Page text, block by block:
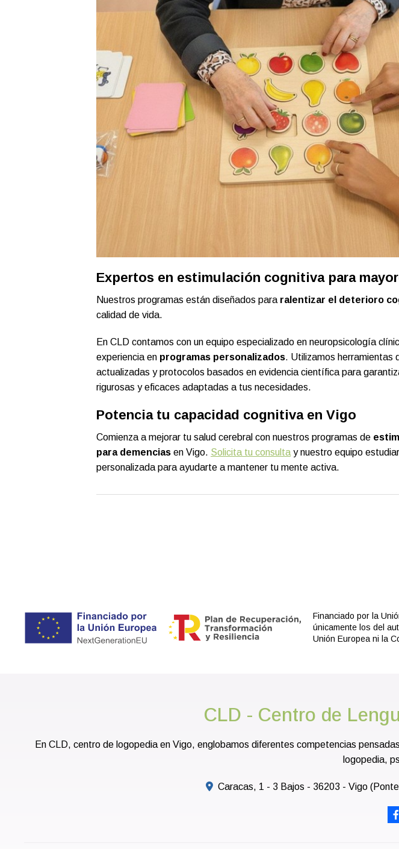
Expertos en estimulación cognitiva para
Nuestros programas están diseñados para ralentizar el deterioro
calidad de vida.
En CLD contamos con un equipo especializado en neuropsicología
experiencia en programas personalizados. Utilizamos herramientas
actualizadas y protocolos basados en evidencia científica para
rigurosas y eficaces adaptadas a tus necesidades.
Potencia tu capacidad cognitiva en Vigo
Comienza a mejorar tu salud cerebral con nuestros programas de
para demencias en Vigo. Solicita tu consultay nuestro equipo
personalizada para ayudarte a mantener tu mente activa.
Financiado por la
únicamente los del
Unión Europea ni la
CLD - Centro de
En CLD, centro de logopedia en Vigo, englobamos diferentes competencias
logopedia,
Caracas, 1 - 3 Bajos - 36203 - Vigo